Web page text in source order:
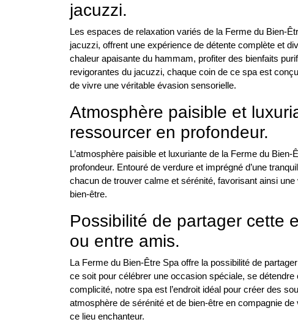
jacuzzi.
Les espaces de relaxation variés de la Ferme du Bien-
jacuzzi, offrent une expérience de détente complète et
chaleur apaisante du hammam, profiter des bienfaits
revigorantes du jacuzzi, chaque coin de ce spa est
de vivre une véritable évasion sensorielle.
Atmosphère paisible et
ressourcer en profondeur.
L’atmosphère paisible et luxuriante de la Ferme du
profondeur. Entouré de verdure et imprégné d’une
chacun de trouver calme et sérénité, favorisant ainsi
bien-être.
Possibilité de partager cette
ou entre amis.
La Ferme du Bien-Être Spa offre la possibilité de
ce soit pour célébrer une occasion spéciale, se
complicité, notre spa est l’endroit idéal pour créer des
atmosphère de sérénité et de bien-être en compagnie
ce lieu enchanteur.